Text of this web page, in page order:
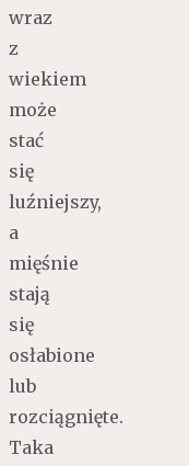
wraz
z
wiekiem
może
stać
się
luźniejszy,
a
mięśnie
stają
się
osłabione
lub
rozciągnięte.
Taka